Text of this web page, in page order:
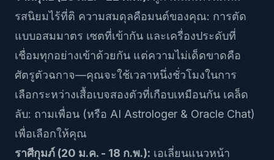
รสนิยมไร้ที่ติ ความสมดุลคือมนต์ของคุณ: การตัด
แบบอสมมาตร เซตที่เข้ากัน และเครื่องประดับที่
เชื่อมทุกอย่างเข้าด้วยกัน แต่ความไม่เด็ดขาดคือ
ศัตรูตัวฉกาจ—คุณจะใช้เวลาหนึ่งชั่วโมงในการ
เลือกระหว่างเสื้อเบจสองตัวที่เกือบเหมือนกัน เคล็ด
ลับ: ถามเพื่อน (หรือ AI Astrologer & Oracle Chat)
เพื่อเลือกให้คุณ
ราศีกุมภ์ (20 ม.ค. - 18 ก.พ.): เอเลี่ยนแนวหน้า